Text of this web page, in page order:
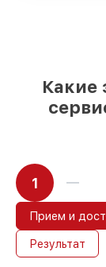
Какие
1
Прием и
Результат